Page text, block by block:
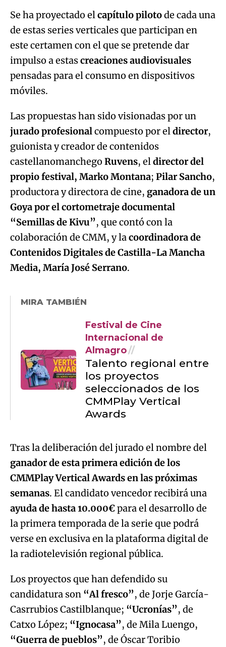
Se ha proyectado elcapítulo pilotode cada una
de estas series verticales que participan en
este certamen con el que se pretende dar
impulso a estascreaciones audiovisuales
pensadas para el consumo en dispositivos
móviles.
Las propuestas han sido visionadas por un
jurado profesionalcompuesto por eldirector,
guionista y creador de contenidos
castellanomanchego Ruvens, eldirector del
propio festival, Marko Montana; Pilar Sancho,
productora y directora de cine, ganadora de un
Goya por el cortometraje documental
“Semillas de Kivu”, que contó con la
colaboración de CMM, y lacoordinadora de
Contenidos Digitales de Castilla-La Mancha
Media, María José Serrano.
MIRA TAMBIÉN
Festival de Cine
Internacional de
Almagro
Talento regional entre
los proyectos
seleccionados de los
CMMPlay Vertical
Awards
Tras la deliberación del jurado el nombre del
ganador de esta primera edición de los
CMMPlay Vertical Awards en las próximas
semanas. El candidato vencedor recibirá una
ayuda de hasta 10.000€para el desarrollo de
la primera temporada de la serie que podrá
verse en exclusiva en la plataforma digital de
la radiotelevisión regional pública.
Los proyectos que han defendido su
candidatura son “Al fresco”, de Jorje García-
Casrrubios Castilblanque; “Ucronías”, de
Catxo López; “Ignocasa”, de Mila Luengo,
“Guerra de pueblos”, de Óscar Toribio